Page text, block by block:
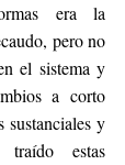
era la
pero no
el sistema y
a corto
sustanciales y
traído estas